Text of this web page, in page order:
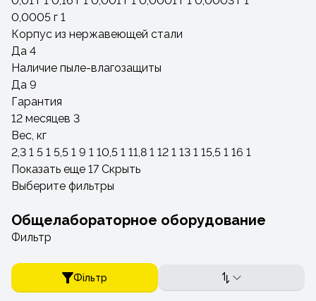
0,0005 г 1
Корпус из нержавеющей стали
Да 4
Наличие пыле-влагозащиты
Да 9
Гарантия
12 месяцев 3
Вес, кг
2,3 1 5 1 5,5 1 9 1 10,5 1 11,8 1 12 1 13 1 15,5 1 16 1
Показать еще 17Скрыть
Выберите фильтры
Общелабораторное оборудование
Фильтр
Фільтр